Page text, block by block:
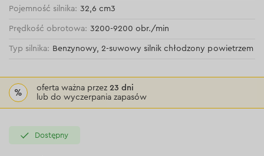
Pojemność silnika: 32,6 сm3
Prędkość obrotowa: 3200-9200 obr./min
Typ silnika: Benzynowy, 2-suwowy silnik chłodzony powietrzem
% oferta ważna przez23 dni
lub do wyczerpania zapasów
Dostępny